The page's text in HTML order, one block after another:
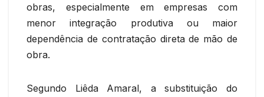
obras, especialmente em empresas com
menor integração produtiva ou maior
dependência de contratação direta de mão de
obra.
Segundo Liêda Amaral, a substituição do